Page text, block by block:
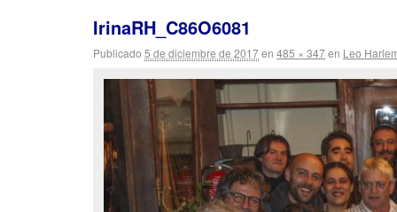
IrinaRH_C86O6081
Publicado 5 de diciembre de 2017en 485 × 347en Leo